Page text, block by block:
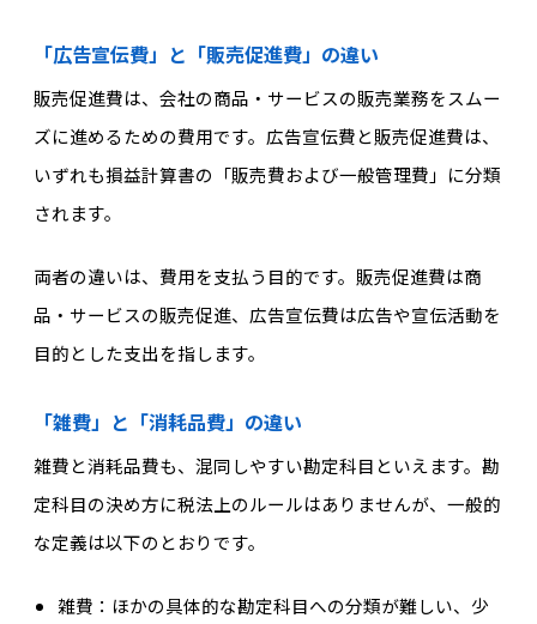
「広告宣伝費」と「販売促進費」の違い
販売促進費は、会社の商品・サービスの販売業務をスムー
ズに進めるための費用です。広告宣伝費と販売促進費は、
いずれも損益計算書の「販売費および一般管理費」に分類
されます。
両者の違いは、費用を支払う目的です。販売促進費は商
品・サービスの販売促進、広告宣伝費は広告や宣伝活動を
目的とした支出を指します。
「雑費」と「消耗品費」の違い
雑費と消耗品費も、混同しやすい勘定科目といえます。勘
定科目の決め方に税法上のルールはありませんが、一般的
な定義は以下のとおりです。
雑費：ほかの具体的な勘定科目への分類が難しい、少